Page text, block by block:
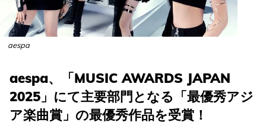
aespa
aespa、「MUSIC AWARDS JAPAN
2025」にて主要部門となる「最優秀アジ
ア楽曲賞」の最優秀作品を受賞！